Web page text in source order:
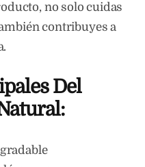
no solo cuidas
contribuyes a
Del